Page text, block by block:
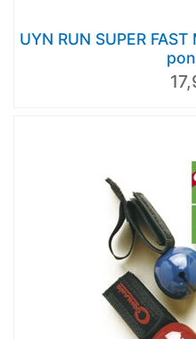
UYN RUN SUPER